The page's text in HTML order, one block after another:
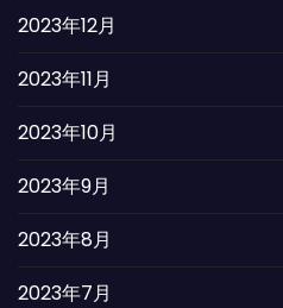
2023年12月
2023年11月
2023年10月
2023年9月
2023年8月
2023年7月